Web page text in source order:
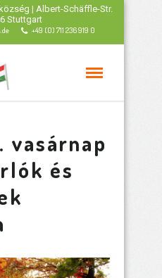
| Albert-Schäffle-Str.
Stuttgart
+49 (0) 711 236 919 0
vasárnap
és